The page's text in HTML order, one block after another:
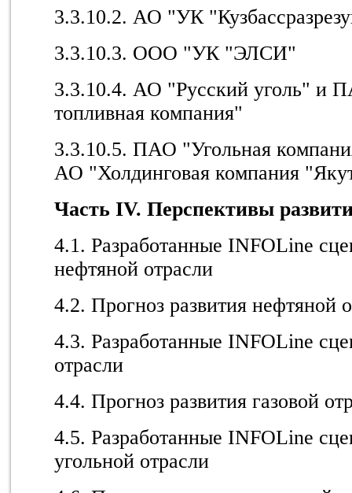
3.3.10.2. АО "УК
3.3.10.3. ООО "УК "ЭЛСИ"
3.3.10.4. АО "Русский уголь" и
топливная компания"
3.3.10.5. ПАО "Угольная
АО "Холдинговая компания
Часть IV. Перспективы
4.1. Разработанные INFOLine
нефтяной отрасли
4.2. Прогноз развития нефтяной
4.3. Разработанные INFOLine
отрасли
4.4. Прогноз развития газовой
4.5. Разработанные INFOLine
угольной отрасли